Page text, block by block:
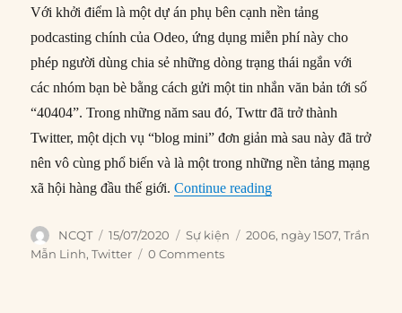
Với khởi điểm là một dự án phụ bên cạnh nền tảng
podcasting chính của Odeo, ứng dụng miễn phí này cho
phép người dùng chia sẻ những dòng trạng thái ngắn với
các nhóm bạn bè bằng cách gửi một tin nhắn văn bản tới số
“40404”. Trong những năm sau đó, Twttr đã trở thành
Twitter, một dịch vụ “blog mini” đơn giản mà sau này đã trở
nên vô cùng phổ biến và là một trong những nền tảng mạng
xã hội hàng đầu thế giới. Continue reading“15/07/2006: Twitter
Author
NCQT
Posted
on
15/07/2020 Categories
Sự kiện Tags
2006, ngày 1507,Trần
Mẫn Linh,Twitter 0 Comments